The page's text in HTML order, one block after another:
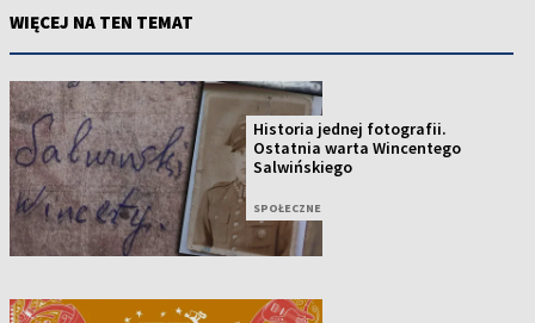
WIĘCEJ NA TEN TEMAT
Historia jednej fotografii.
Ostatnia warta Wincentego
Salwińskiego
SPOŁECZNE